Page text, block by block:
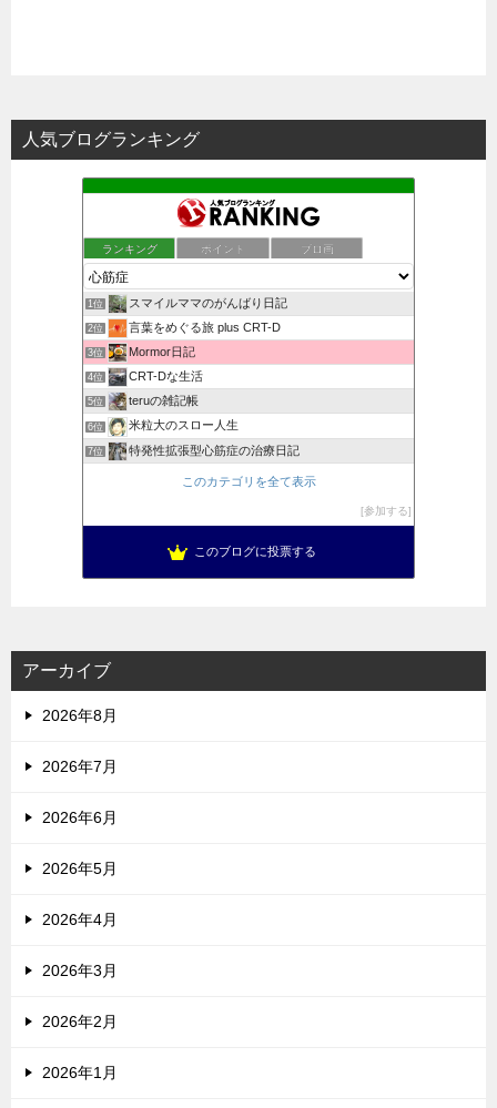
人気ブログランキング
ランキング ポイント ブロ画
1位 スマイルママのがんばり日記
2位 言葉をめぐる旅 plus CRT-D
3位 Mormor日記
4位 CRT-Dな生活
5位 teruの雑記帳
6位 米粒大のスロー人生
7位 特発性拡張型心筋症の治療日記
このカテゴリを全て表示
参加する
このブログに投票する
アーカイブ
2026年8月
2026年7月
2026年6月
2026年5月
2026年4月
2026年3月
2026年2月
2026年1月